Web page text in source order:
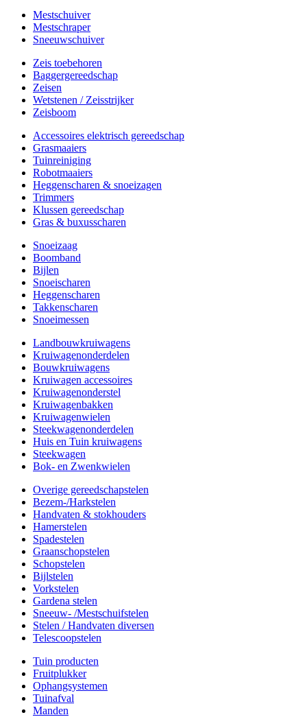
Mestschuiver
Mestschraper
Sneeuwschuiver
Zeis toebehoren
Baggergereedschap
Zeisen
Wetstenen / Zeisstrijker
Zeisboom
Accessoires elektrisch gereedschap
Grasmaaiers
Tuinreiniging
Robotmaaiers
Heggenscharen & snoeizagen
Trimmers
Klussen gereedschap
Gras & buxusscharen
Snoeizaag
Boomband
Bijlen
Snoeischaren
Heggenscharen
Takkenscharen
Snoeimessen
Landbouwkruiwagens
Kruiwagenonderdelen
Bouwkruiwagens
Kruiwagen accessoires
Kruiwagenonderstel
Kruiwagenbakken
Kruiwagenwielen
Steekwagenonderdelen
Huis en Tuin kruiwagens
Steekwagen
Bok- en Zwenkwielen
Overige gereedschapstelen
Bezem-/Harkstelen
Handvaten & stokhouders
Hamerstelen
Spadestelen
Graanschopstelen
Schopstelen
Bijlstelen
Vorkstelen
Gardena stelen
Sneeuw- /Mestschuifstelen
Stelen / Handvaten diversen
Telescoopstelen
Tuin producten
Fruitplukker
Ophangsystemen
Tuinafval
Manden